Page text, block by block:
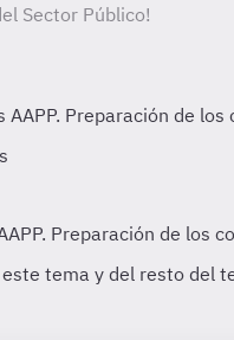
Sector Público!